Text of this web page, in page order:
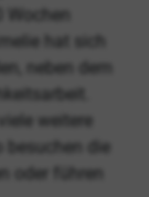
hat sich
neben dem
weitere
besuchen die
oder führen